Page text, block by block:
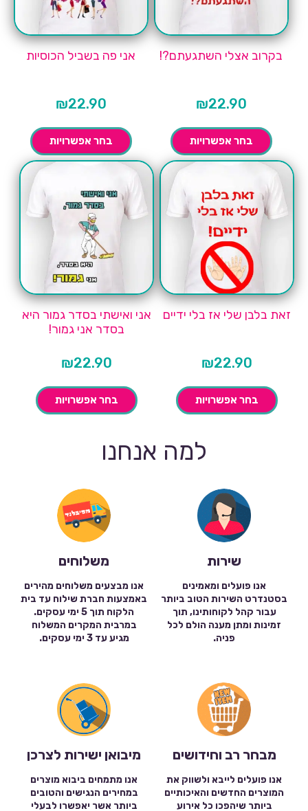
בקרוב אצלי השתגעתם?!
₪22.90
בחר אפשרויות
אני פה בשביל הכוסיות
₪22.90
בחר אפשרויות
זאת בלבן שלי אז בלי ידיים
₪22.90
בחר אפשרויות
אני ואישתי בסדר גמור היא
בסדר אני גמור!
₪22.90
בחר אפשרויות
למה אנחנו
שירות
אנו פועלים ומאמינים
בסטנדרט השירות הטוב ביותר
עבור קהל לקוחותינו, תוך
זמינות ומתן מענה הולם לכל
פניה.
משלוחים
אנו מבצעים משלוחים מהירים
באמצעות חברת שילוח עד בית
הלקוח תוך 5 ימי עסקים.
במרבית המקרים המשלוח
מגיע עד 3 ימי עסקים.
מבחר רב וחידושים
אנו פועלים לייבא ולשווק את
המוצרים החדשים והאיכותיים
ביותר שיהפכו כל אירוע
מיבואן ישירות לצרכן
אנו מתמחים ביבוא מוצרים
במחירים הנגישים והטובים
ביותר אשר יאפשרו לבעלי